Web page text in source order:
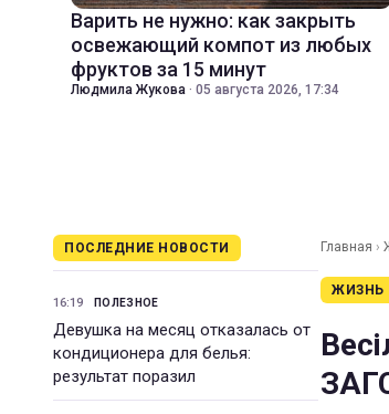
Варить не нужно: как закрыть
освежающий компот из любых
фруктов за 15 минут
Людмила Жукова · 05 августа 2026, 17:34
ПОСЛЕДНИЕ НОВОСТИ
16:19 ПОЛЕЗНОЕ
Девушка на месяц отказалась от
кондиционера для белья:
результат поразил
Главная ›
ЖИЗНЬ